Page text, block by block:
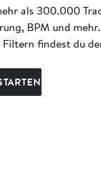
als 300.000
BPM und
findest du